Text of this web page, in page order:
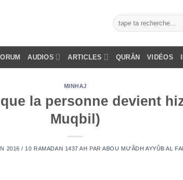
AUDIOS ARTICLES QURÂN VIDÉOS
MINHAJ
la personne devient
Muqbil)
2016 / 10 RAMADAN 1437 AH PARABOU MU'ÂDH AYYÛB AL